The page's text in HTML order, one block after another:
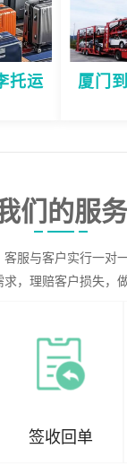
托运 厦门
们的服务
服与客户实行一对
，理赔客户损失，
签收回单